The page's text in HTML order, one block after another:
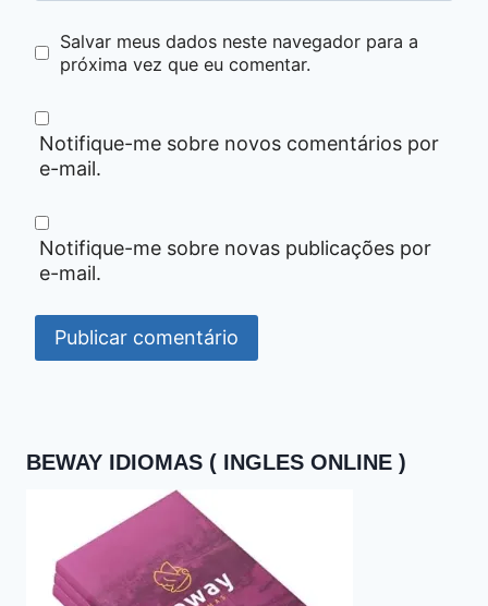
Salvar meus dados neste navegador para a
próxima vez que eu comentar.
Notifique-me sobre novos comentários por
e-mail.
Notifique-me sobre novas publicações por
e-mail.
BEWAY IDIOMAS ( INGLES ONLINE )